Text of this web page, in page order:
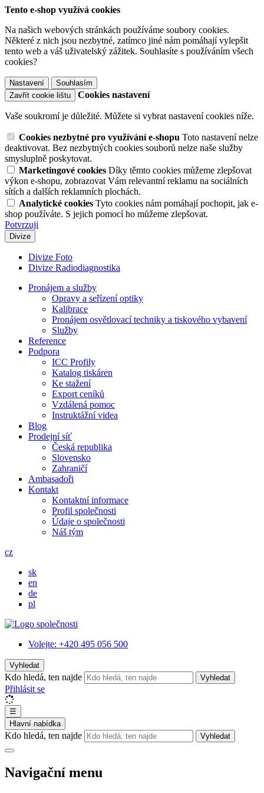
Tento e-shop využívá cookies
Na našich webových stránkách používáme soubory cookies.
Některé z nich jsou nezbytné, zatímco jiné nám pomáhají vylepšit
tento web a váš uživatelský zážitek. Souhlasíte s používáním všech
cookies?
Nastavení
Souhlasím
Zavřít cookie lištu
Cookies nastavení
Vaše soukromí je důležité. Můžete si vybrat nastavení cookies níže.
Cookies nezbytné pro využívání e-shopu Toto nastavení nelze
deaktivovat. Bez nezbytných cookies souborů nelze naše služby
smysluplně poskytovat.
Marketingové cookies Díky těmto cookies můžeme zlepšovat
výkon e-shopu, zobrazovat Vám relevantní reklamu na sociálních
sítích a dalších reklamních plochách.
Analytické cookies Tyto cookies nám pomáhají pochopit, jak e-
shop používáte. S jejich pomocí ho můžeme zlepšovat.
Potvrzuji
Divize
Divize Foto
Divize Radiodiagnostika
Pronájem a služby
Opravy a seřízení optiky
Kalibrace
Pronájem osvětlovací techniky a tiskového vybavení
Služby
Reference
Podpora
ICC Profily
Katalog tiskáren
Ke stažení
Export ceníků
Vzdálená pomoc
Instruktážní videa
Blog
Prodejní síť
Česká republika
Slovensko
Zahraničí
Ambasadoři
Kontakt
Kontaktní informace
Profil společnosti
Údaje o společnosti
Náš tým
cz
sk
en
de
pl
Volejte: +420 495 056 500
Vyhledat
Kdo hledá, ten najde Vyhledat
Přihlásit se
☰
Hlavní nabídka
Kdo hledá, ten najde Vyhledat
Navigační menu